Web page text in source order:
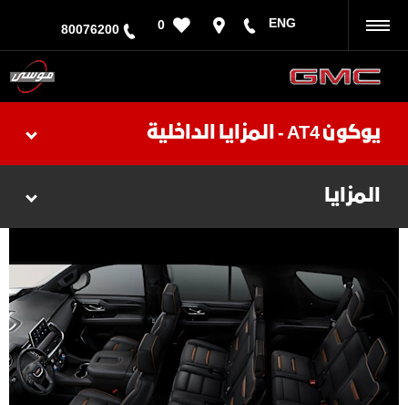
ENG
0
80076200
يوكون AT4 - المزايا الداخلية
المزايا